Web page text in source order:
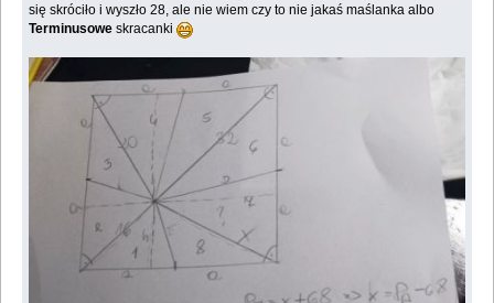
się skróciło i wyszło 28, ale nie wiem czy to nie jakaś maślanka albo
Terminusowe skracanki